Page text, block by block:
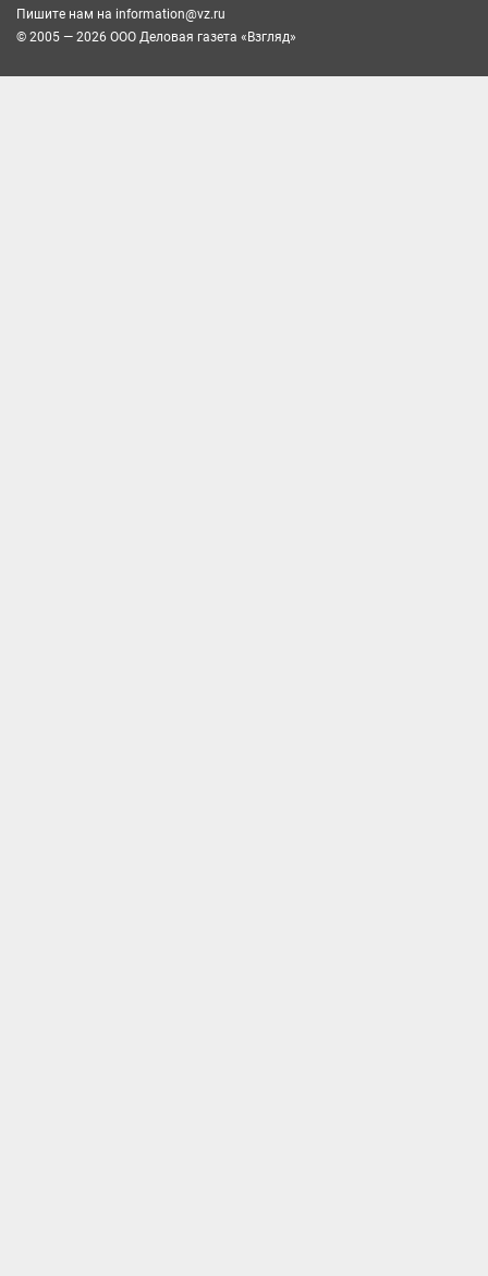
Пишите нам на information@vz.ru
© 2005 — 2026 ООО Деловая газета «Взгляд»